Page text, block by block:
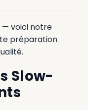
— voici notre
préparation
Slow-